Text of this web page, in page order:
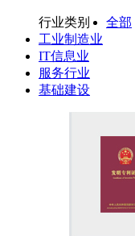
行业类别
全部
工业制造业
IT信息业
服务行业
基础建设